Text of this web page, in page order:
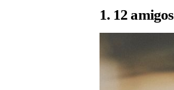
1. 12 amigos